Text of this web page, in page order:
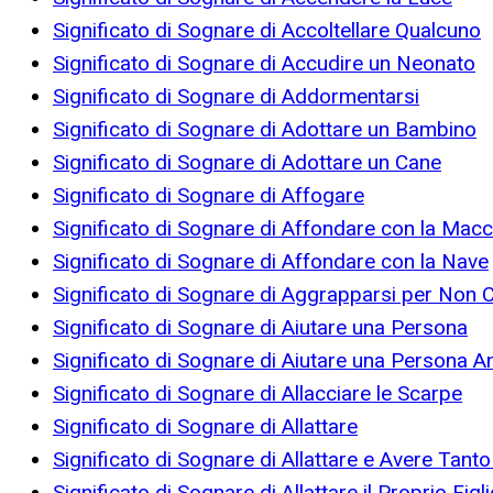
Significato di Sognare di Accoltellare Qualcuno
Significato di Sognare di Accudire un Neonato
Significato di Sognare di Addormentarsi
Significato di Sognare di Adottare un Bambino
Significato di Sognare di Adottare un Cane
Significato di Sognare di Affogare
Significato di Sognare di Affondare con la
Significato di Sognare di Affondare con la Nave
Significato di Sognare di Aggrapparsi per Non
Significato di Sognare di Aiutare una Persona
Significato di Sognare di Aiutare una Persona
Significato di Sognare di Allacciare le Scarpe
Significato di Sognare di Allattare
Significato di Sognare di Allattare e Avere